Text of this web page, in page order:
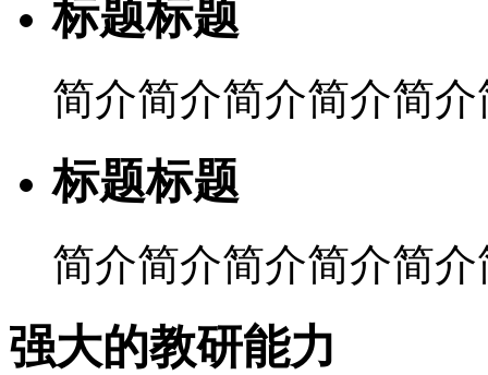
标题标题
简介简介简介简介简介
标题标题
简介简介简介简介简介
强大的教研能力